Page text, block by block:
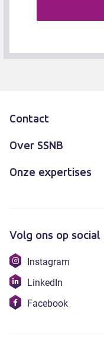
Contact
Over SSNB
Onze expertises
Volg ons op social
Bezoek
onze
instagram
Instagram
Bezoek
onze
LinkedIn
Bezoek
Facebook